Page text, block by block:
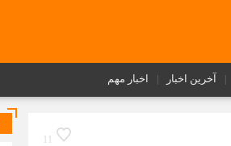
آخرین اخبار اخبار مهم
11